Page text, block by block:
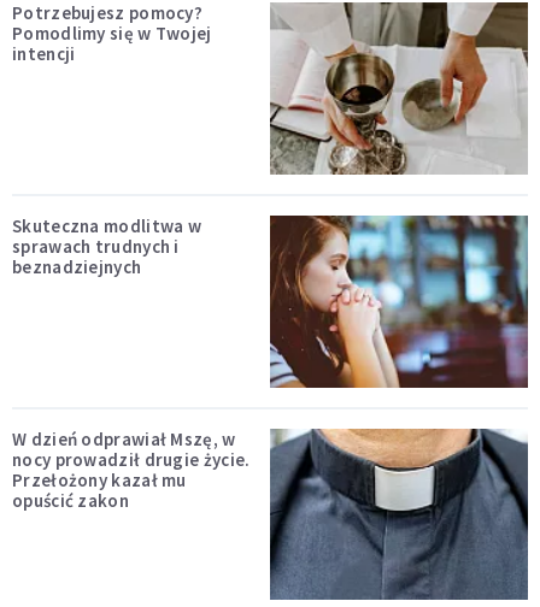
Potrzebujesz pomocy?
Pomodlimy się w Twojej
intencji
Skuteczna modlitwa w
sprawach trudnych i
beznadziejnych
W dzień odprawiał Mszę, w
nocy prowadził drugie życie.
Przełożony kazał mu
opuścić zakon